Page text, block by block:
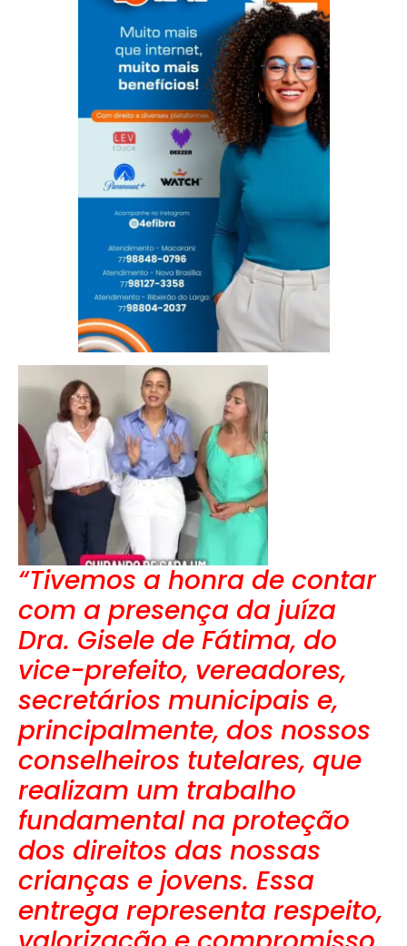
“Tivemos a honra de contar
com a presença da juíza
Dra. Gisele de Fátima, do
vice-prefeito, vereadores,
secretários municipais e,
principalmente, dos nossos
conselheiros tutelares, que
realizam um trabalho
fundamental na proteção
dos direitos das nossas
crianças e jovens. Essa
entrega representa respeito,